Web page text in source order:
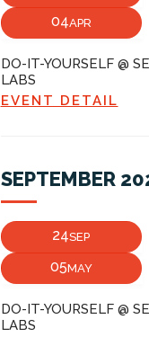
04APR
DO-IT-YOURSELF @
LABS
EVENT DETAIL
SEPTEMBER
24SEP
05MAY
DO-IT-YOURSELF @
LABS